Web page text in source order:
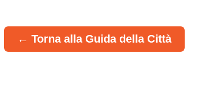
← Torna alla Guida della Città